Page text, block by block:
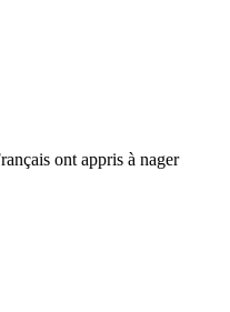
ont appris à nager